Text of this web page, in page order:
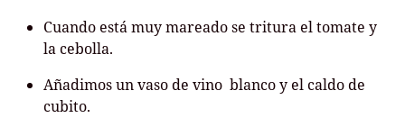
Cuando está muy mareado se tritura el tomate y
la cebolla.
Añadimos un vaso de vino blanco y el caldo de
cubito.